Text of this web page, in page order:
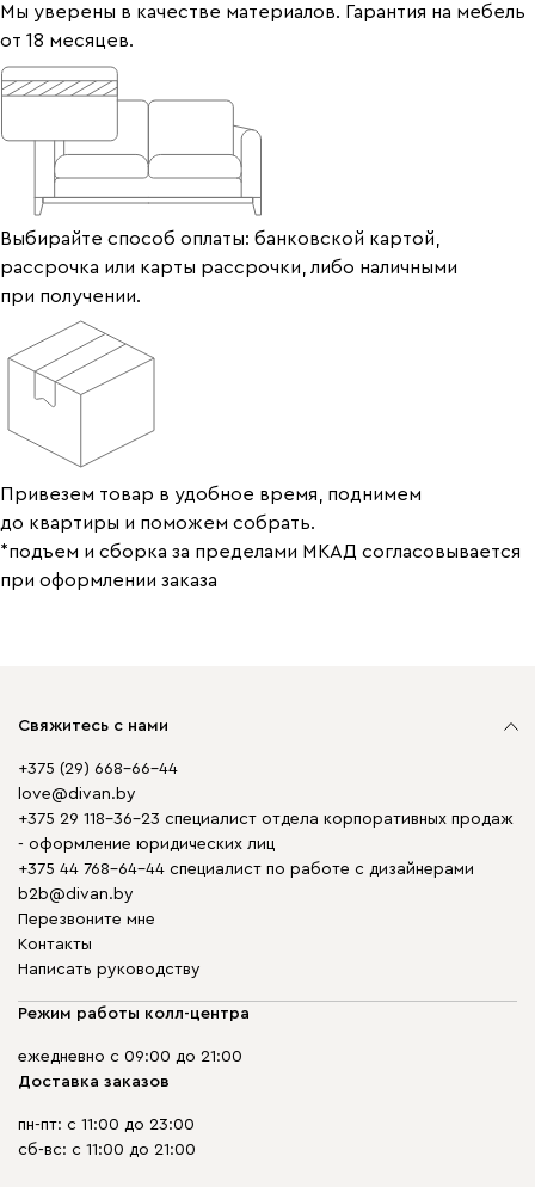
Мы уверены в качестве материалов. Гарантия на мебель
от 18 месяцев.
Выбирайте способ оплаты: банковской картой,
рассрочка или карты рассрочки, либо наличными
при получении.
Привезем товар в удобное время, поднимем
до квартиры и поможем собрать.
*подъем и сборка за пределами МКАД согласовывается
при оформлении заказа
Свяжитесь с нами
+375 (29) 668-66-44
love@divan.by
+375 29 118-36-23 специалист отдела корпоративных продаж
- оформление юридических лиц
+375 44 768-64-44 специалист по работе с дизайнерами
b2b@divan.by
Перезвоните мне
Контакты
Написать руководству
Режим работы колл-центра
ежедневно с 09:00 до 21:00
Доставка заказов
пн-пт: с 11:00 до 23:00
сб-вс: с 11:00 до 21:00